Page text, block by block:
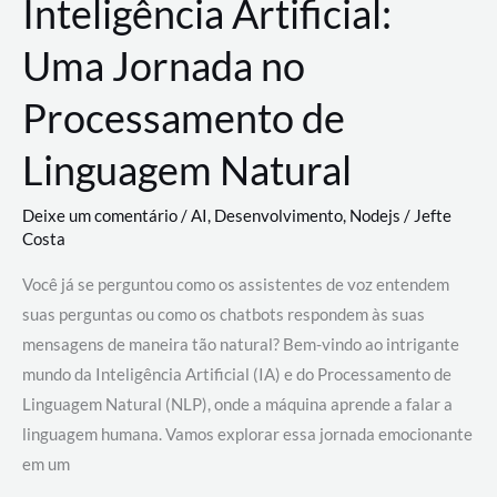
Inteligência Artificial:
Uma Jornada no
Processamento de
Linguagem Natural
Deixe um comentário/AI, Desenvolvimento, Nodejs / Jefte
Costa
Você já se perguntou como os assistentes de voz entendem
suas perguntas ou como os chatbots respondem às suas
mensagens de maneira tão natural? Bem-vindo ao intrigante
mundo da Inteligência Artificial (IA) e do Processamento de
Linguagem Natural (NLP), onde a máquina aprende a falar a
linguagem humana. Vamos explorar essa jornada emocionante
em um